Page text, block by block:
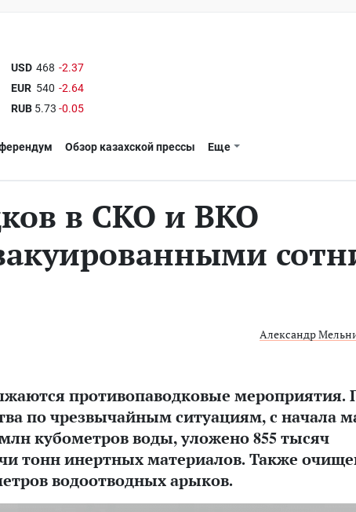
USD 468 -2.37
EUR 540 -2.64
RUB 5.73 -0.05
Обзор казахской прессы Еще
в СКО и ВКО
Александр
противопаводковые мероприятия.
по чрезвычайным ситуациям, с начала
кубометров воды, уложено 855 тысяч
тонн инертных материалов. Также
водоотводных арыков.